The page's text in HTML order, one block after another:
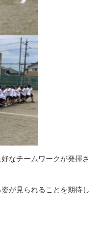
なチームワークが発揮さ
が見られることを期待し